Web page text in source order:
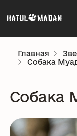
Главная
Собака
Собака